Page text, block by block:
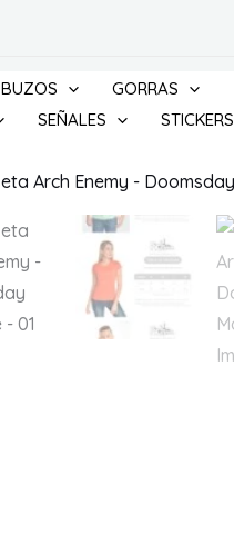
BUZOS
GORRAS
SEÑALES
STICKERS